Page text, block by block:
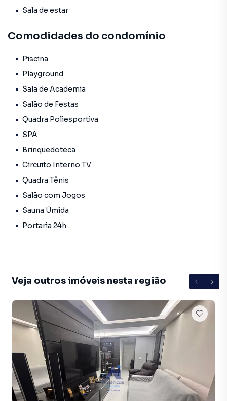
🎾 Quadra Poliesportiva
👶 Brinquedoteca
Sala de estar
Comodidades do condomínio
Piscina
Playground
Sala de Academia
Salão de Festas
Quadra Poliesportiva
SPA
Brinquedoteca
Circuito Interno TV
Quadra Tênis
Salão com Jogos
Sauna Úmida
Portaria 24h
Veja outros imóveis nesta região